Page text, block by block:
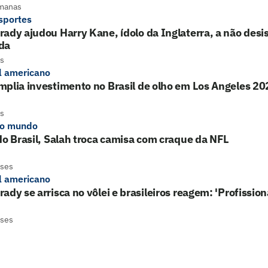
ajudou Harry Kane, ídolo da Inglaterra, a não
americano
investimento no Brasil de olho em Los Angeles
mundo
Brasil, Salah troca camisa com craque da NFL
americano
se arrisca no vôlei e brasileiros reagem: